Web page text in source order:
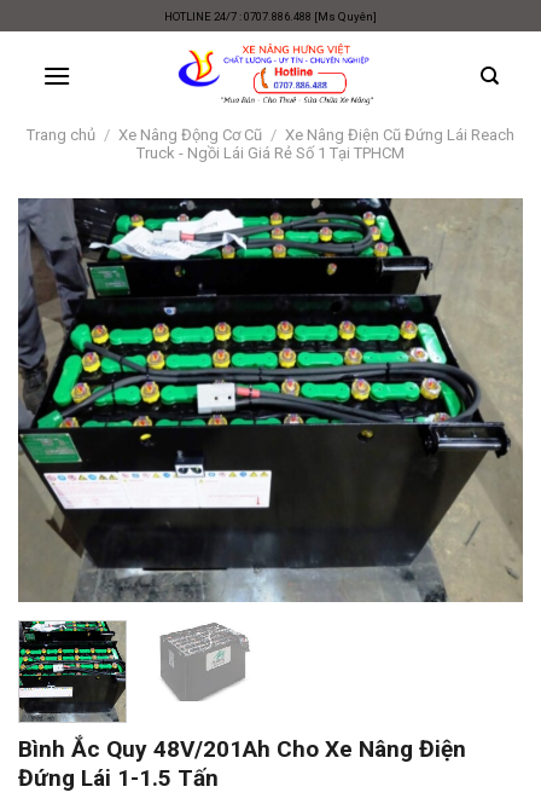
content
HOTLINE 24/7 : 0707.886.488 [Ms Quyên]
Trang chủ / Xe Nâng Động Cơ Cũ / Xe Nâng Điện Cũ Đứng Lái Reach
Truck - Ngồi Lái Giá Rẻ Số 1 Tại TPHCM
Bình Ắc Quy 48V/201Ah Cho Xe Nâng Điện
Đứng Lái 1-1.5 Tấn